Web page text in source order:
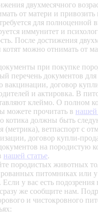
двухмесячного
от матери и
для
иммунитет и
После достижения
можно отнимать от
при покупке
перечень документов
вакцинации, договор
и актировка. В
клеймо. О полном
можете прочитать в нашей
котика должны быть
(метрика), ветпаспорт с
договор купли-
на породистую
нашей статье.
породистых животных
питомниках или
Если у вас есть
же сообщите нам.
и чистокровного